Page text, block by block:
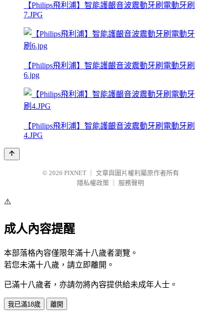
【Philips飛利浦】智能護齦音波震動牙刷電動牙刷
7.JPG
【Philips飛利浦】智能護齦音波震動牙刷電動牙刷
6.jpg
【Philips飛利浦】智能護齦音波震動牙刷電動牙刷
4.JPG
© 2026 PIXNET
文章與圖片權利屬原作者所有
隱私權政策
服務聲明
⚠️
成人內容提醒
本部落格內容僅限年滿十八歲者瀏覽。
若您未滿十八歲，請立即離開。
已滿十八歲者，亦請勿將內容提供給未成年人士。
我已滿18歲 離開